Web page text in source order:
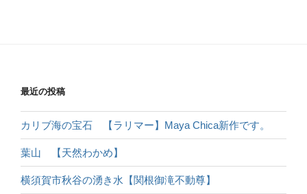
最近の投稿
カリブ海の宝石 【ラリマー】Maya Chica新作です。
葉山 【天然わかめ】
横須賀市秋谷の湧き水【関根御滝不動尊】